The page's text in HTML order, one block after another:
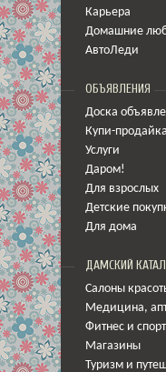
Карьера
Домашние
АвтоЛеди
ОБЪЯВЛЕНИЯ
Доска
Купи-продайка
Услуги
Даром!
Для взрослых
Детские
Для дома
ДАМСКИЙ
Салоны
Медицина,
Фитнес и спорт
Магазины
Туризм и